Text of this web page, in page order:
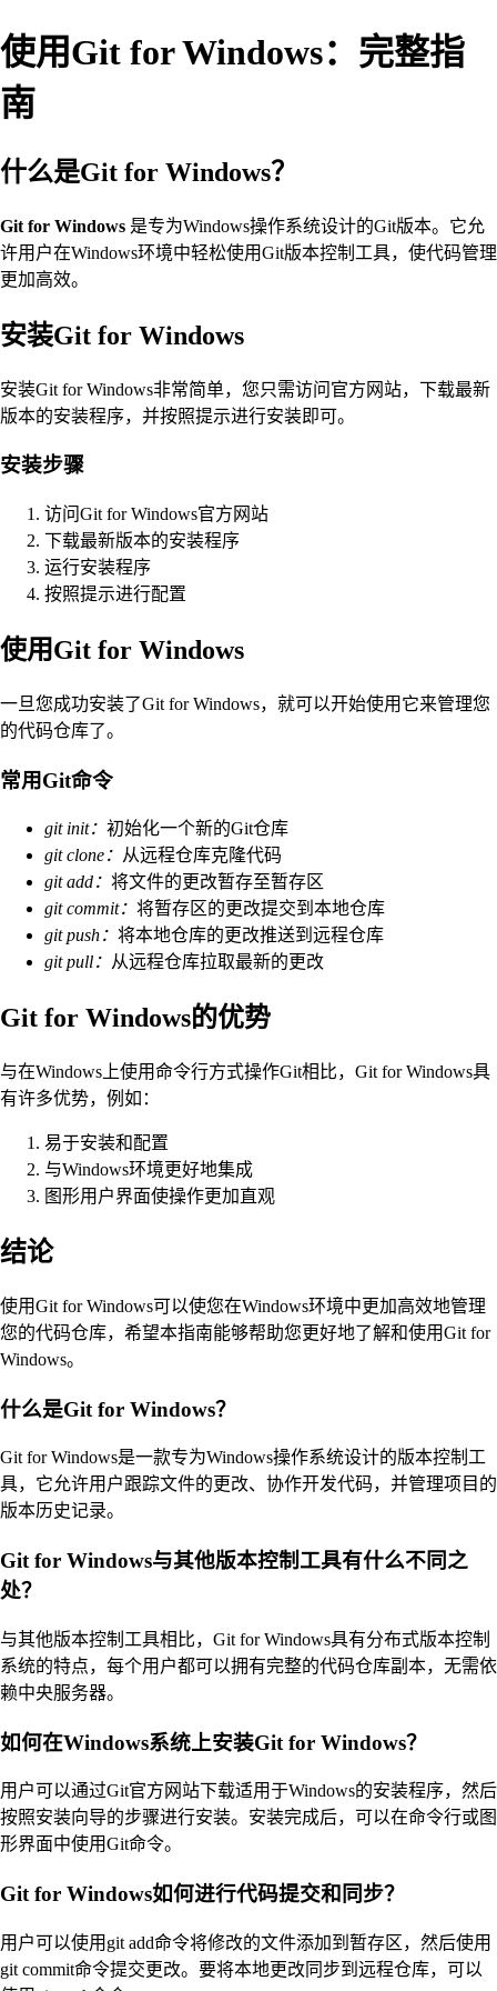
使用Git for Windows：完整指
南
什么是Git for Windows？
Git for Windows 是专为Windows操作系统设计的Git版本。它允
许用户在Windows环境中轻松使用Git版本控制工具，使代码管理
更加高效。
安装Git for Windows
安装Git for Windows非常简单，您只需访问官方网站，下载最新
版本的安装程序，并按照提示进行安装即可。
安装步骤
访问Git for Windows官方网站
下载最新版本的安装程序
运行安装程序
按照提示进行配置
使用Git for Windows
一旦您成功安装了Git for Windows，就可以开始使用它来管理您
的代码仓库了。
常用Git命令
git init： 初始化一个新的Git仓库
git clone： 从远程仓库克隆代码
git add： 将文件的更改暂存至暂存区
git commit： 将暂存区的更改提交到本地仓库
git push： 将本地仓库的更改推送到远程仓库
git pull： 从远程仓库拉取最新的更改
Git for Windows的优势
与在Windows上使用命令行方式操作Git相比，Git for Windows具
有许多优势，例如：
易于安装和配置
与Windows环境更好地集成
图形用户界面使操作更加直观
结论
使用Git for Windows可以使您在Windows环境中更加高效地管理
您的代码仓库，希望本指南能够帮助您更好地了解和使用Git for
Windows。
什么是Git for Windows？
Git for Windows是一款专为Windows操作系统设计的版本控制工
具，它允许用户跟踪文件的更改、协作开发代码，并管理项目的
版本历史记录。
Git for Windows与其他版本控制工具有什么不同之
处？
与其他版本控制工具相比，Git for Windows具有分布式版本控制
系统的特点，每个用户都可以拥有完整的代码仓库副本，无需依
赖中央服务器。
如何在Windows系统上安装Git for Windows？
用户可以通过Git官方网站下载适用于Windows的安装程序，然后
按照安装向导的步骤进行安装。安装完成后，可以在命令行或图
形界面中使用Git命令。
Git for Windows如何进行代码提交和同步？
用户可以使用git add命令将修改的文件添加到暂存区，然后使用
git commit命令提交更改。要将本地更改同步到远程仓库，可以